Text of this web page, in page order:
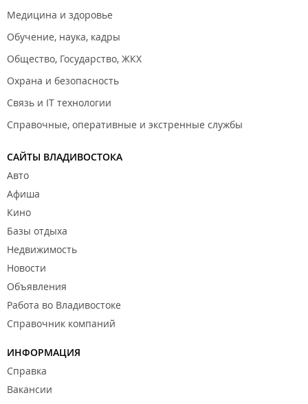
Медицина и здоровье
Обучение, наука, кадры
Общество, Государство, ЖКХ
Охрана и безопасность
Связь и IT технологии
Справочные, оперативные и экстренные службы
САЙТЫ ВЛАДИВОСТОКА
Авто
Афиша
Кино
Базы отдыха
Недвижимость
Новости
Объявления
Работа во Владивостоке
Справочник компаний
ИНФОРМАЦИЯ
Справка
Вакансии